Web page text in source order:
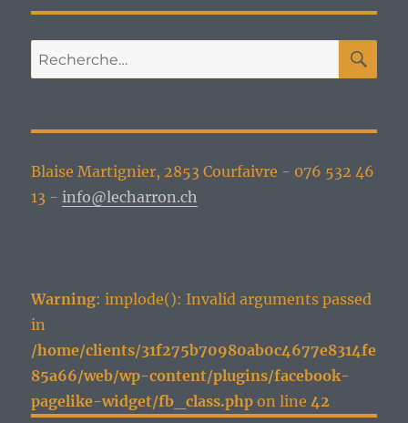
Recherche
pour :
Blaise Martignier, 2853 Courfaivre - 076 532 46
13 -info@lecharron.ch
Warning: implode(): Invalid arguments passed
in
/home/clients/31f275b70980ab0c4677e8314fe
85a66/web/wp-content/plugins/facebook-
pagelike-widget/fb_class.php on line42